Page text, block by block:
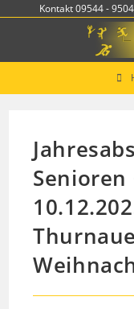
Kontakt 09544 -
Senioren